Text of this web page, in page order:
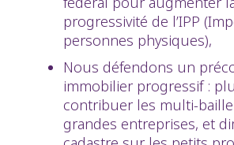
progressivité de l’IPP
personnes physiques),
Nous défendons un
immobilier progressif :
contribuer les multi-
grandes entreprises, et